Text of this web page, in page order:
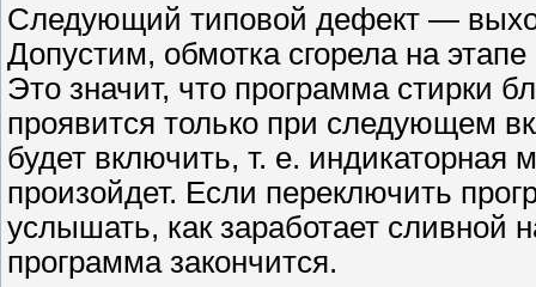
Следующий типовой дефект —
Допустим, обмотка сгорела на
Это значит, что программа стирки
проявится только при следующем
будет включить, т. е. индикаторная
произойдет. Если переключить
услышать, как заработает сливной
программа закончится.